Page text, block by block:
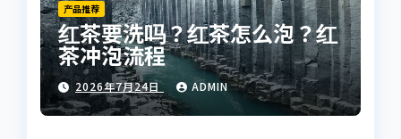
产品推荐
红茶要洗吗？红茶怎么泡？红
茶冲泡流程
2026年7月24日 ADMIN